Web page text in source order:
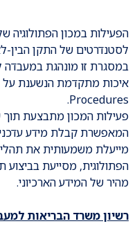
הפעילות במכון הפתולוגיה
במסגרת זו מונהגת
Procedures.
פעילות המכון מתבצעת תוך
המאפשרת קבלת מידע
מייעלת משמעותית את
הפתולוגית, מסייעת
מהיר של המידע הארכיוני.
רשיון משרד הבריאות